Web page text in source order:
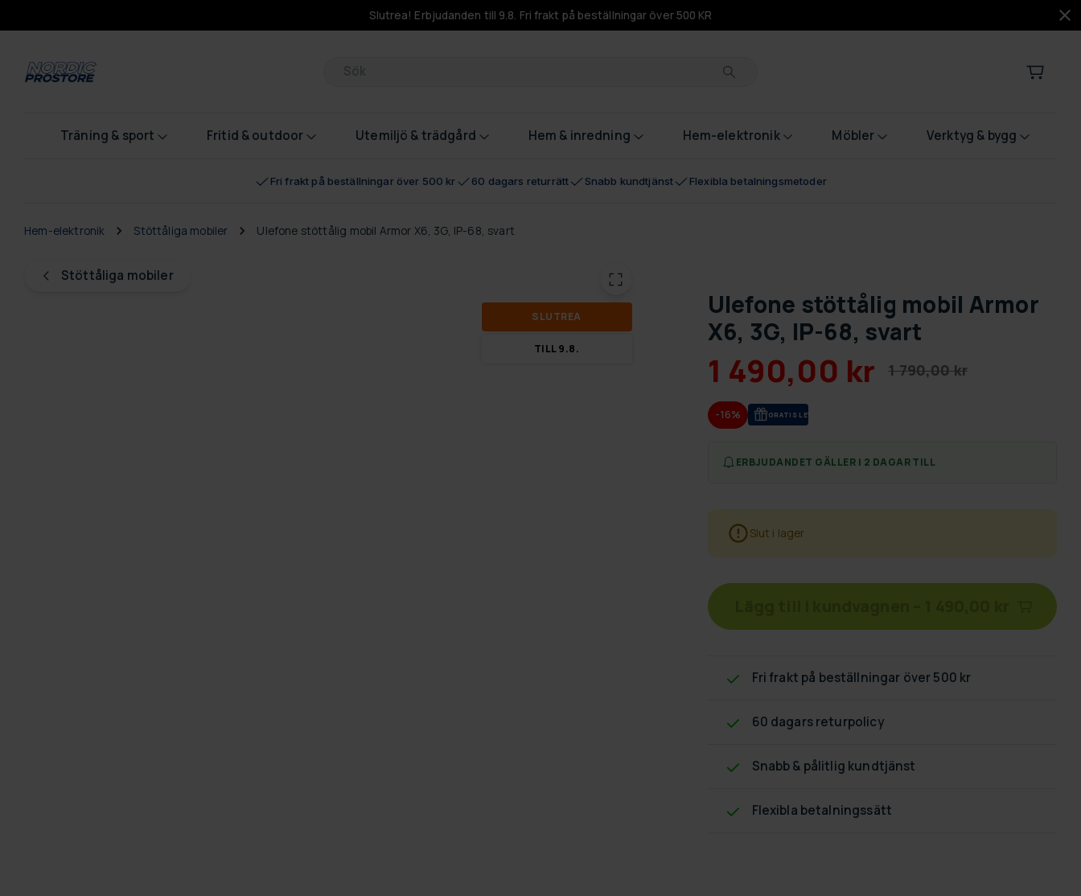
Slutrea! Erbjudanden till 9.8. Fri frakt på beställningar över 500 KR
Produkter
Träning & sport Fritid & outdoor Utemiljö & trädgård Hem & inredning Hem-elektronik Möbler Verktyg & bygg
Fri frakt på beställningar över 500 kr 60 dagars returrätt Snabb kundtjänst Flexibla betalningsmetoder
Stöttåliga mobiler
Hem-elektronik Stöttåliga mobiler Ulefone stöttålig mobil Armor X6, 3G, IP-68, svart
SLUT­REA
TILL 9.8.
Ulefone stöttålig mobil Armor
X6, 3G, IP-68, svart
1 490,00 kr 1 790,00 kr
-16% GRA­TIS LE­VE­RANS
ERBJUDANDET GÄLLER I 2 DAGAR TILL
Slut i lager
Fri frakt på beställningar över 500 kr
60 dagars returpolicy
Snabb & pålitlig kundtjänst
Flexibla betalningssätt